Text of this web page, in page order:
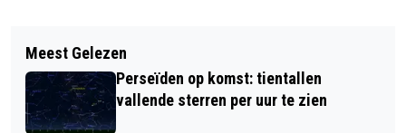
LEERLING AMSTERDAMS LYCEUM
GENOMINEERD VOOR
PROFIELWERKSTUKPRIJS
MEER GEWAPENDE OVERVALLEN OP
AMSTERDAMSE BEDRIJVEN
Meest Gelezen
Perseïden op komst: tientallen
vallende sterren per uur te zien